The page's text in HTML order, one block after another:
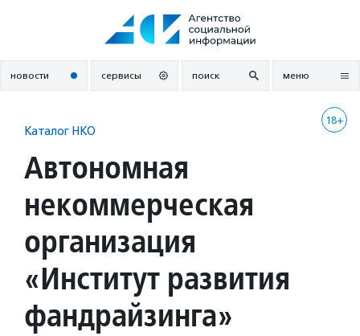
новости сервисы поиск меню
18+
Каталог НКО
Автономная
некоммерческая
организация
«Институт развития
фандрайзинга»